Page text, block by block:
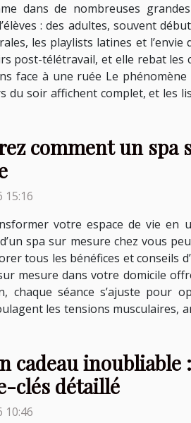
dans de nombreuses
: des adultes, souvent
les playlists latines et
post-télétravail, et elle rebat les
face à une ruée Le phénomène
du soir affichent complet, et les
comment un
15:16
votre espace de vie en
spa sur mesure chez vous
tous les bénéfices et conseils
mesure dans votre domicile
chaque séance s’ajuste
les tensions
cadeau
clés détaillé
10:46